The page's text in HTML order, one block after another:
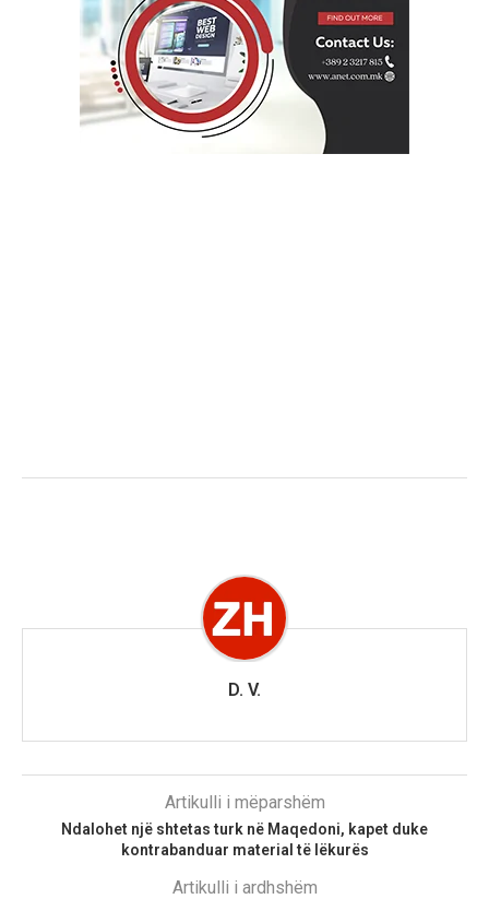
D. V.
Artikulli i mëparshëm
Ndalohet një shtetas turk në Maqedoni, kapet duke
kontrabanduar material të lëkurës
Artikulli i ardhshëm